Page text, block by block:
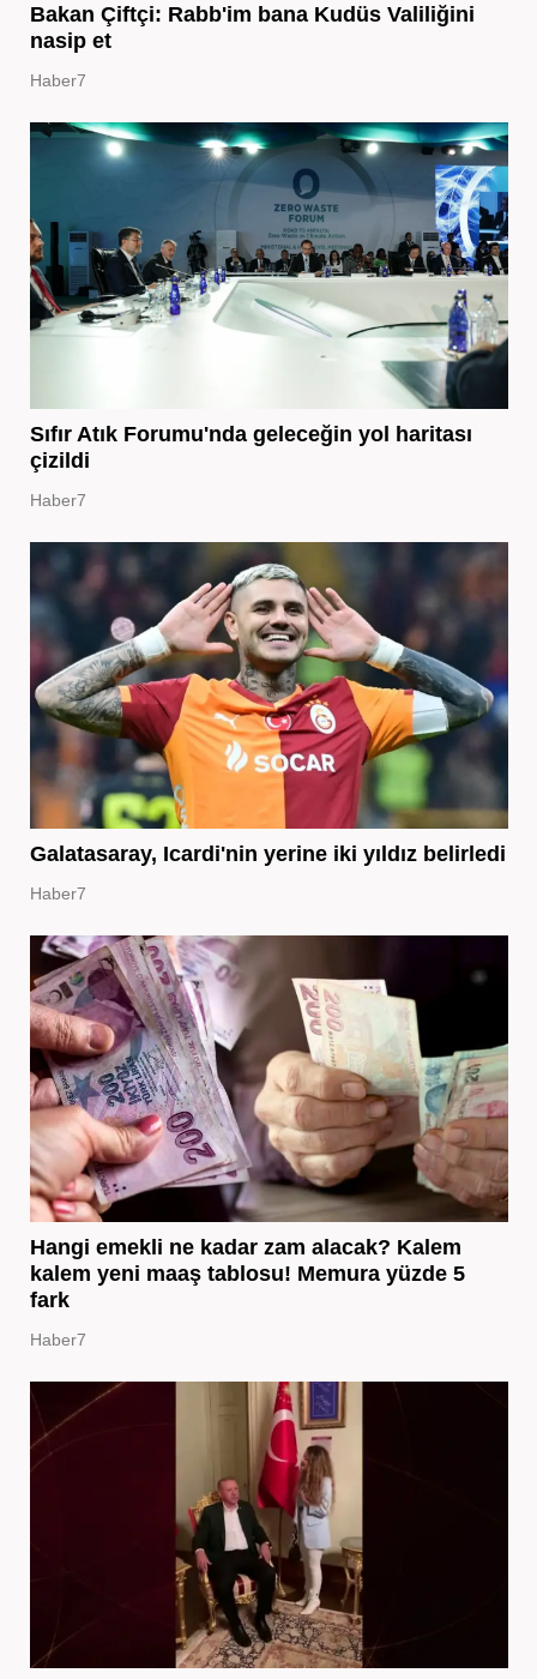
Bakan Çiftçi: Rabb'im bana Kudüs Valiliğini
nasip et
Haber7
Sıfır Atık Forumu'nda geleceğin yol haritası
çizildi
Haber7
Galatasaray, Icardi'nin yerine iki yıldız belirledi
Haber7
Hangi emekli ne kadar zam alacak? Kalem
kalem yeni maaş tablosu! Memura yüzde 5
fark
Haber7